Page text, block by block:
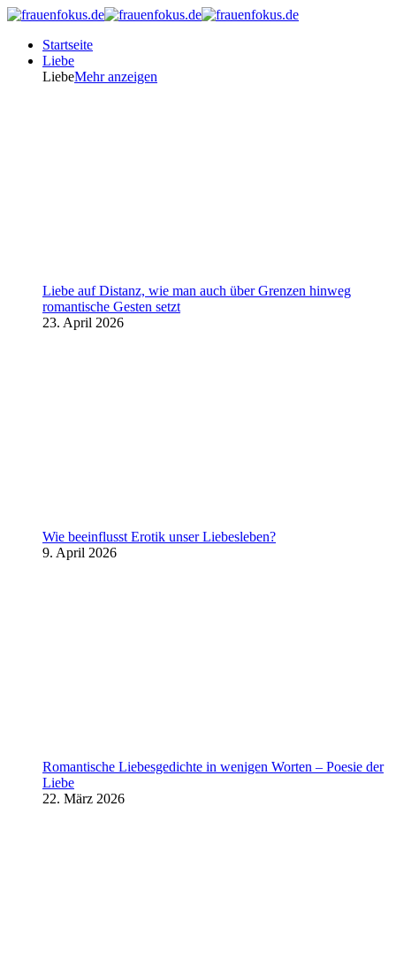
Startseite
Liebe
LiebeMehr anzeigen
Liebe auf Distanz, wie man auch über Grenzen hinweg
romantische Gesten setzt
23. April 2026
Wie beeinflusst Erotik unser Liebesleben?
9. April 2026
Romantische Liebesgedichte in wenigen Worten – Poesie der
Liebe
22. März 2026